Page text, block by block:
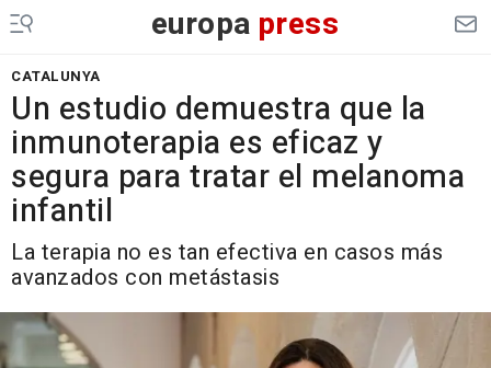
europa press
CATALUNYA
Un estudio demuestra que la
inmunoterapia es eficaz y
segura para tratar el melanoma
infantil
La terapia no es tan efectiva en casos más
avanzados con metástasis